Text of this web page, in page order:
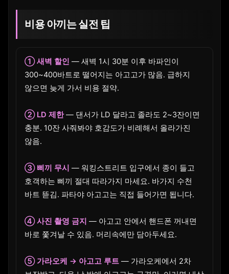
비용 아끼는 실전 팁
① 새벽 할인 — 새벽 1시 30분 이후 바파인이
300~400바트로 떨어지는 아고고가 많음. 급하지
않으면 늦게 가서 비용 절약.
② LD 제한— 댄서가 LD 달라고 졸라도 2~3잔이면
충분. 10잔 사줘봐야 호감도가 비례해서 올라가진
않음.
③ 삐끼 무시 — 워킹스트리트 입구에서 종이 들고
호객하는 삐끼 절대 따라가지 마세요. 바가지 수천
바트 뜯김. 파타야 아고고는 직접 들어가면 됩니다.
④ 사진 촬영 금지 — 아고고 안에서 핸드폰 꺼내면
바로 쫓겨날 수 있음. 머리속에만 담아두세요.
⑤ 가라오케 → 아고고 루트 — 가라오케에서 2차